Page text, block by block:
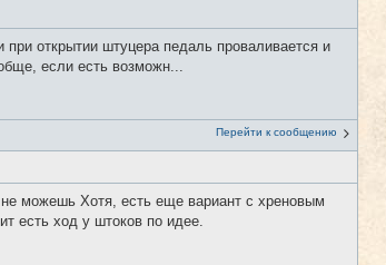
открытии штуцера педаль проваливается и
если есть возможн...
Перейти к сообщению
не можешь Хотя, есть еще вариант с хреновым
есть ход у штоков по идее.